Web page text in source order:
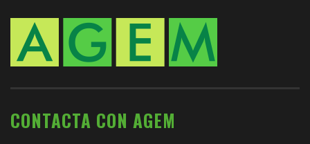
CONTACTA CON AGEM